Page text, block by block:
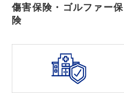
傷害保険・ゴルファー保
険